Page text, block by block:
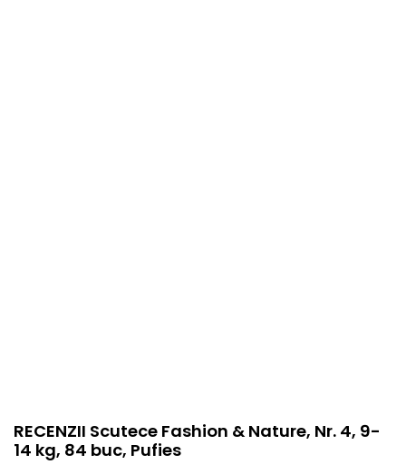
RECENZII Scutece Fashion & Nature, Nr. 4, 9-
14 kg, 84 buc, Pufies